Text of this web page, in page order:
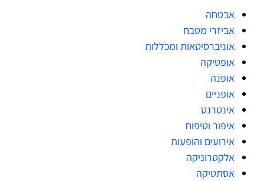
אבטחה
אביזרי מטבח
אוניברסיטאות ומכללות
אופטיקה
אופנה
אופניים
אינטרנט
איפור וטיפוח
אירועים והופעות
אלקטרוניקה
אסתטיקה